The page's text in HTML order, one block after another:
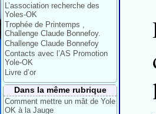
L’association recherche des
Yoles-OK
Trophée de Printemps ,
Challenge Claude Bonnefoy.
Challenge Claude Bonnefoy
Contacts avec l’AS Promotion
Yole-OK
Livre d’or
Dans la même rubrique
Comment mettre un mât de Yole
OK à la Jauge